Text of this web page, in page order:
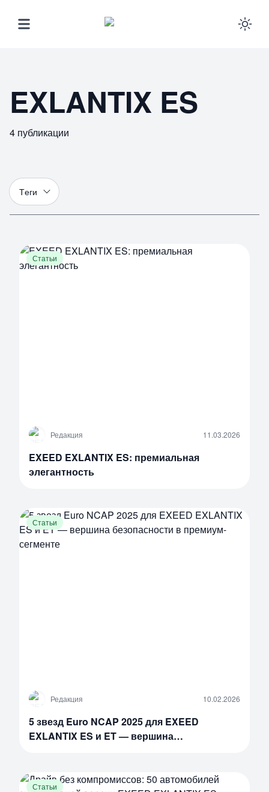
EXLANTIX ES
4 публикации
Теги
Статьи
Р Редакция 11.03.2026
EXEED EXLANTIX ES: премиальная
элегантность
Статьи
Р Редакция 10.02.2026
5 звезд Euro NCAP 2025 для EXEED
EXLANTIX ES и ET — вершина
Статьи